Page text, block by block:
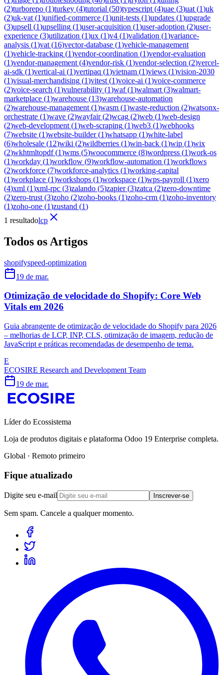
(2)turborepo (1)turkey (4)tutorial (50)typescript (4)uae (3)uat (1)uk
(2)uk-vat (1)unified-commerce (1)unit-tests (1)updates (1)upgrade
(3)upsell (1)upselling (1)user-acquisition (1)user-adoption (2)user-
experience (3)utilization (1)ux (1)v4 (1)validation (1)variance-
analysis (1)vat (16)vector-database (1)vehicle-management
(1)vehicle-tracking (1)vendor-coordination (1)vendor-evaluation
(1)vendor-management (4)vendor-risk (1)vendor-selection (2)vercel-
ai-sdk (1)vertical-ai (1)vertipaq (1)vietnam (1)views (1)vision-2030
(1)visual-merchandising (1)vitest (1)voice-ai (1)voice-commerce
(2)voice-search (1)vulnerability (1)waf(1)walmart (3)walmart-
marketplace (1)warehouse (13)warehouse-automation
(2)warehouse-management (1)wasm (1)waste-reduction (2)watsonx-
orchestrate (1)wave (2)wayfair(2)wcag (2)web (1)web-design
(2)web-development (1)web-scraping (1)web3 (1)webhooks
(7)website (1)website-builder(1)whatsapp (1)white-label
(6)wholesale (12)wiki (2)wildberries (1)win-back (1)wip (1)wix
(2)wkhtmltopdf(1)wms (5)woocommerce (8)wordpress (1)work-os
(1)workday (1)workflow (9)workflow-automation (1)workflows
(2)workforce (7)workforce-analytics (1)working-capital
(1)workplace (1)workshops (1)workspace (1)wps-payroll (1)xero
(4)xml (1)xml-rpc (3)zalando (5)zapier(3)zatca (2)zero-downtime
(2)zero-trust (3)zoho (2)zoho-books (1)zoho-crm (1)zoho-inventory
(1)zoho-one (1)zustand (1)
1 resultadolcp
Todos os Artigos
shopifyspeed-optimization
19 de mar.
Otimização de velocidade do Shopify: Core Web
Vitals em 2026
Guia abrangente de otimização de velocidade do Shopify para 2026
– melhorias de LCP, INP, CLS, otimização de imagem, redução de
JavaScript e práticas recomendadas de desempenho de tema.
E
ECOSIRE Research and Development Team
19 de mar.
Líder do Ecossistema
Loja de produtos digitais e plataforma Odoo 19 Enterprise completa.
Global · Remoto primeiro
Fique atualizado
Digite seu e-mail Inscrever-se
Sem spam. Cancele a qualquer momento.